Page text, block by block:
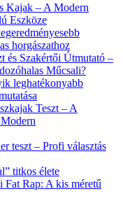
Kajak – A Modern
Eszköze
horgászathoz
és Szakértői Útmutató –
Műcsali?
leghatékonyabb
Teszt – A
teszt – Profi választás
titkos élete
Fat Rap: A kis méretű